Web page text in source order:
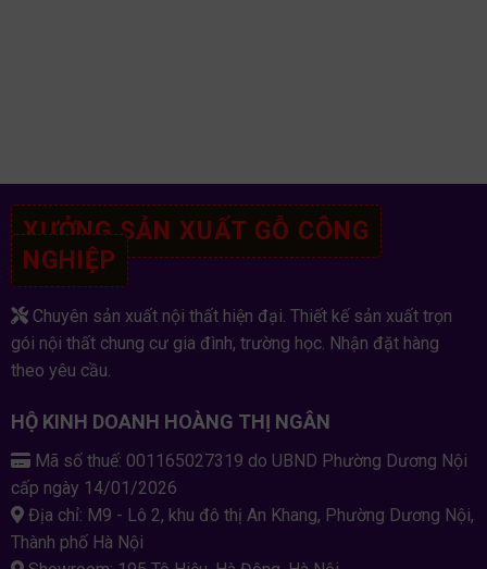
XƯỞNG SẢN XUẤT GỖ CÔNG
NGHIỆP
Chuyên sản xuất nội thất hiện đại. Thiết kế sản xuất trọn
gói nội thất chung cư gia đình, trường học. Nhận đặt hàng
theo yêu cầu.
HỘ KINH DOANH HOÀNG THỊ NGÂN
Mã số thuế: 001165027319 do UBND Phường Dương Nội
cấp ngày 14/01/2026
Địa chỉ: M9 - Lô 2, khu đô thị An Khang, Phường Dương Nội,
Thành phố Hà Nội